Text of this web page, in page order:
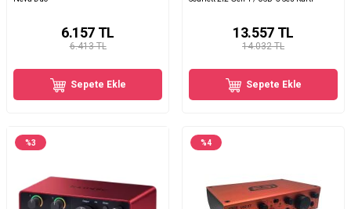
6.413 TL
6.157 TL
Sepete Ekle
14.032 TL
13.557TL
Sepete Ekle
%3 %4